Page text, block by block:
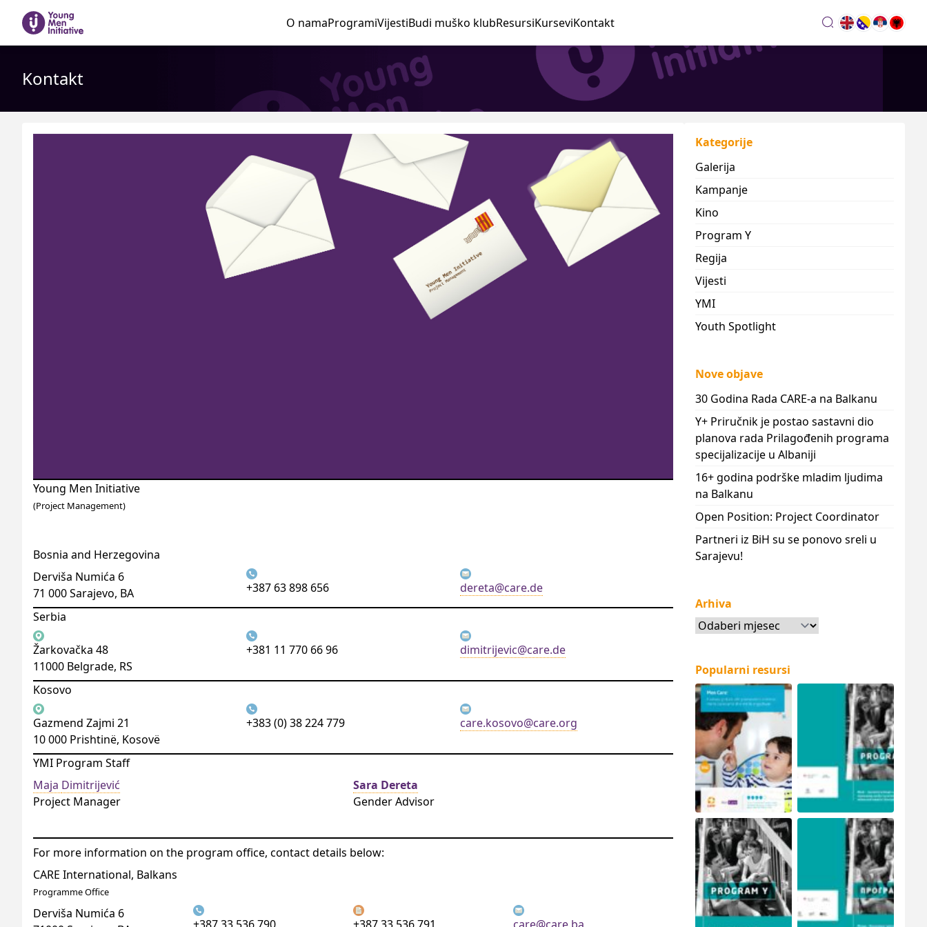
O namaProgramiVijestiBudi muško klubResursiKurseviKontakt search
Kontakt
Young Men Initiative
(Project Management)
Bosnia and Herzegovina
Derviša Numića 6
71 000 Sarajevo, BA
+387 63 898 656
dereta@care.de
Serbia
Žarkovačka 48
11000 Belgrade, RS
+381 11 770 66 96 dimitrijevic@care.de
Kosovo
Gazmend Zajmi 21
10 000 Prishtinë, Kosovë
+383 (0) 38 224 779 care.kosovo@care.org
YMI Program Staff
Maja Dimitrijević
Project Manager
Sara Dereta
Gender Advisor
For more information on the program office, contact details below:
CARE International, Balkans
Programme Office
Derviša Numića 6
Kategorije
Galerija
Kampanje
Kino
Program Y
Regija
Vijesti
YMI
Youth Spotlight
Nove objave
30 Godina Rada CARE-a na Balkanu
Y+ Priručnik je postao sastavni dio
planova rada Prilagođenih programa
specijalizacije u Albaniji
16+ godina podrške mladim ljudima
na Balkanu
Open Position: Project Coordinator
Partneri iz BiH su se ponovo sreli u
Sarajevu!
Arhiva
Arhiva
Popularni resursi